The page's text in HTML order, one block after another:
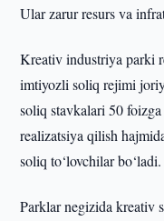
Ular zarur resurs va
Kreativ industriya parki
imtiyozli soliq rejimi
soliq stavkalari 50
realizatsiya qilish
soliq to‘lovchilar bo‘ladi.
Parklar negizida kreativ